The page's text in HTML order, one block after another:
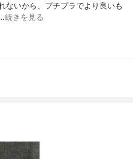
ないから、プチプラでより良いも
続きを見る